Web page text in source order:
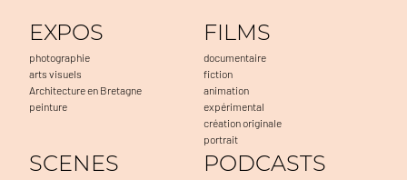
EXPOS
photographie
arts visuels
Architecture en Bretagne
peinture
FILMS
documentaire
fiction
animation
expérimental
création originale
portrait
SCENES PODCASTS